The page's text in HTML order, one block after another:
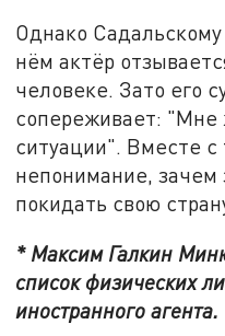
Однако
нём актёр
человеке. Зато его
сопереживает: "Мне
ситуации". Вместе с
непонимание,
покидать свою
* Максим Галкин
список физических
иностранного агента.